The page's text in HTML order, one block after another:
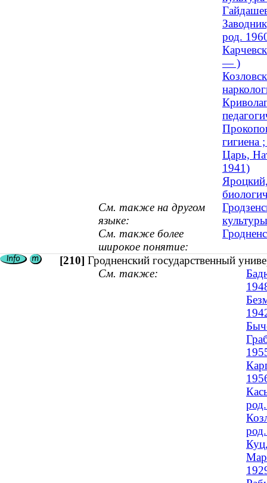
род.
— )
Царь,
1941)
См. также на другом
языке:
культуры
См. также более
широкое понятие:
[210] Гродненский государственный
См. также: